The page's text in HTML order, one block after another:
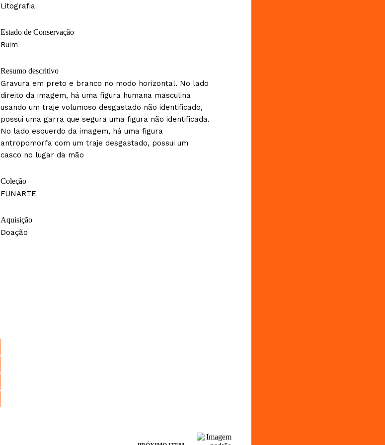
Litografia
Estado de Conservação
Ruim
Resumo descritivo
Gravura em preto e branco no modo horizontal. No lado
direito da imagem, há uma figura humana masculina
usando um traje volumoso desgastado não identificado,
possui uma garra que segura uma figura não identificada.
No lado esquerdo da imagem, há uma figura
antropomorfa com um traje desgastado, possui um
casco no lugar da mão
Coleção
FUNARTE
Aquisição
Doação